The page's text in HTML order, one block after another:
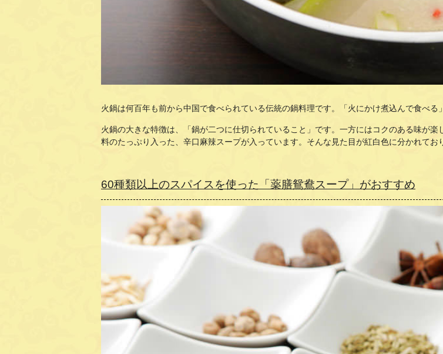
火鍋は何百年も前から中国で食べられている伝統の鍋料理です。「火にかけ煮込んで食べる
火鍋の大きな特徴は、「鍋が二つに仕切られていること」です。一方にはコクのある味が
料のたっぷり入った、辛口麻辣スープが入っています。そんな見た目が紅白色に分かれてお
60種類以上のスパイスを使った「薬膳鴛鴦スープ」がおすすめ